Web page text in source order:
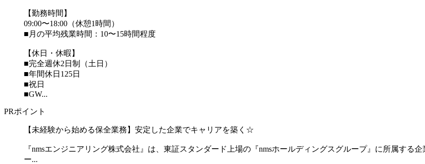
【勤務時間】
09:00〜18:00（休憩1時間）
■月の平均残業時間：10〜15時間程度
【休日・休暇】
■完全週休2日制（土日）
■年間休日125日
■祝日
■GW...
PRポイント
【未経験から始める保全業務】安定した企業でキャリアを築く☆
『nmsエンジニアリング株式会社』は、東証スタンダード上場の『nmsホールディングスグループ』に所属する
ー...